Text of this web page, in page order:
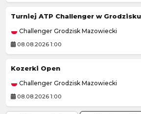
Challenger Grodzisk Mazowiecki
08.08.2026 1:00
Kozerki Open
Challenger Grodzisk Mazowiecki
08.08.2026 1:00